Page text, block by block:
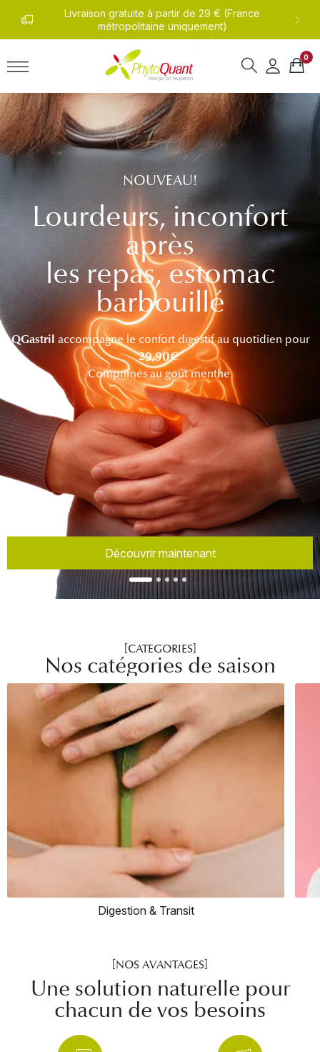
0 805 110 327(Service et appel gratuits) du lundi
au vendredi de 8h30 à 19h.
0
NOUVEAU!
Lourdeurs, inconfort
après
les repas, estomac
barbouillé
QGastril accompagne le confort digestif au quotidien pour
29,90€.
Comprimés au goût menthe.
Découvrir maintenant
[CATEGORIES]
Nos catégories de saison
Digestion & Transit
[NOS AVANTAGES]
Une solution naturelle pour
chacun de vos besoins